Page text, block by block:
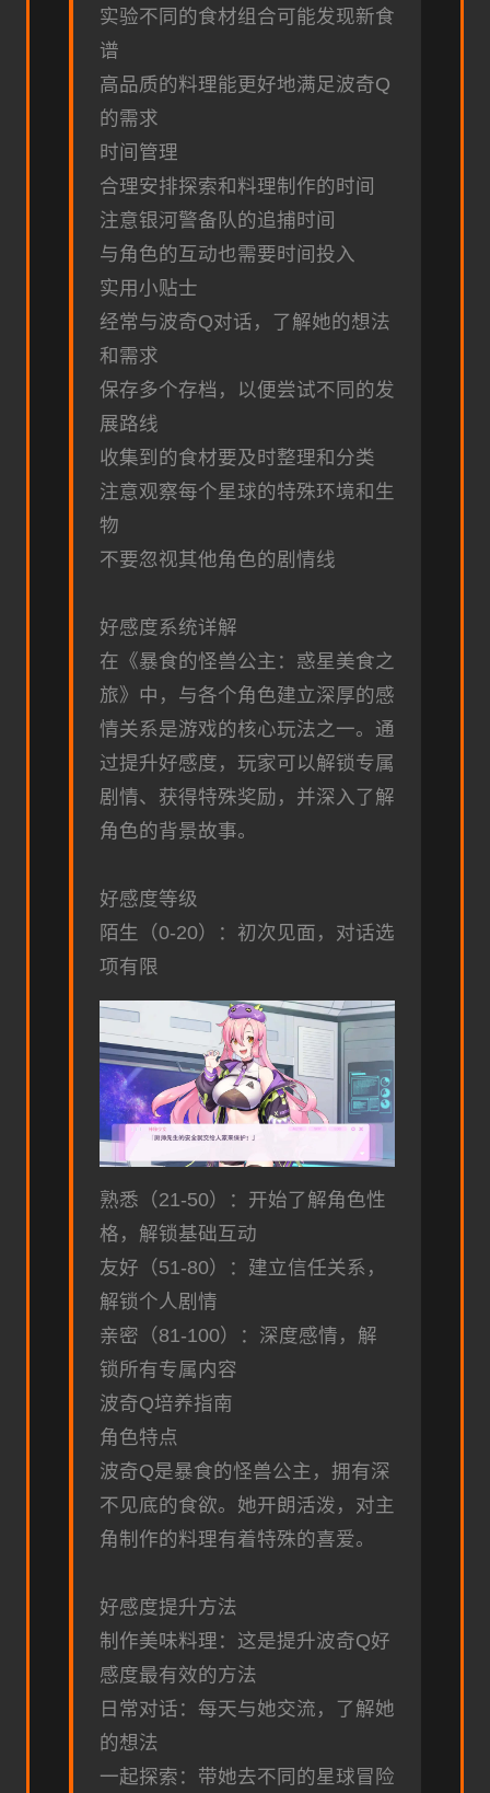
实验不同的食材组合可能发现新食
谱
高品质的料理能更好地满足波奇Q
的需求
时间管理
合理安排探索和料理制作的时间
注意银河警备队的追捕时间
与角色的互动也需要时间投入
实用小贴士
经常与波奇Q对话，了解她的想法
和需求
保存多个存档，以便尝试不同的发
展路线
收集到的食材要及时整理和分类
注意观察每个星球的特殊环境和生
物
不要忽视其他角色的剧情线
好感度系统详解
在《暴食的怪兽公主：惑星美食之
旅》中，与各个角色建立深厚的感
情关系是游戏的核心玩法之一。通
过提升好感度，玩家可以解锁专属
剧情、获得特殊奖励，并深入了解
角色的背景故事。
好感度等级
陌生（0-20）：初次见面，对话选
项有限
熟悉（21-50）：开始了解角色性
格，解锁基础互动
友好（51-80）：建立信任关系，
解锁个人剧情
亲密（81-100）：深度感情，解
锁所有专属内容
波奇Q培养指南
角色特点
波奇Q是暴食的怪兽公主，拥有深
不见底的食欲。她开朗活泼，对主
角制作的料理有着特殊的喜爱。
好感度提升方法
制作美味料理：这是提升波奇Q好
感度最有效的方法
日常对话：每天与她交流，了解她
的想法
一起探索：带她去不同的星球冒险